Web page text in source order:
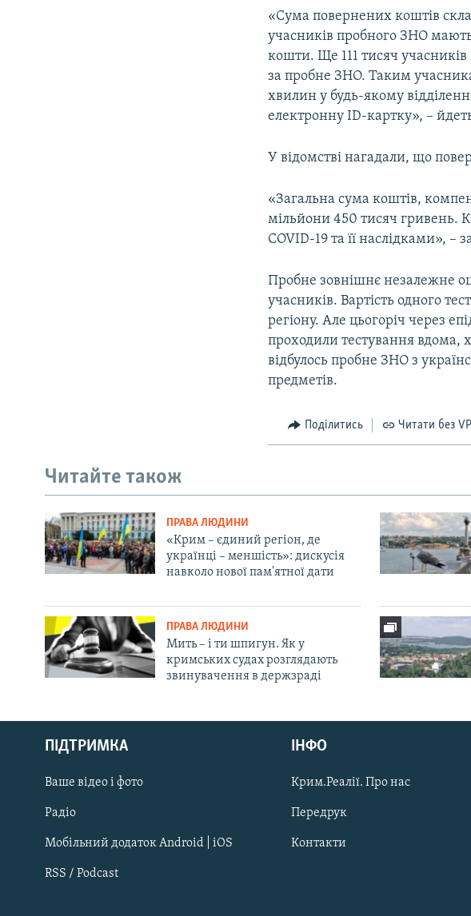
Русский
Qırımtatar
ДОЛУЧАЙСЯ!
«Сума повернених коштів
учасників пробного ЗНО
кошти. Ще 111 тисяч
за пробне ЗНО. Таким
хвилин у будь-якому
електронну ID-картку», –
У відомстві нагадали, що
«Загальна сума коштів,
мільйони 450 тисяч гривень.
COVID-19 та її наслідками»,
Пробне зовнішнє незалежне
учасників. Вартість одного
регіону. Але цьогоріч через
проходили тестування вдома,
відбулось пробне ЗНО з
предметів.
Поділитись Читати без
Читайте також
ПРАВА ЛЮДИНИ
«Крим – єдиний регіон, де
українці – меншість»: дискусія
навколо нової пам'ятної дати
ПРАВА ЛЮДИНИ
Мить – і ти шпигун. Як у
кримських судах розглядають
звинувачення в держзраді
ПІДТРИМКА
Ваше відео і фото
Радіо
Мобільний додаток Android | iOS
RSS / Podcast
ІНФО
Крим.Реалії. Про нас
Передрук
Контакти